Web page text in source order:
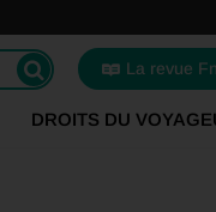
La revue
DROITS DU